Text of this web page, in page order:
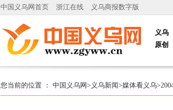
中国义乌网首页 浙江在线 义乌商报数字版
义乌
原创
您当前的位置 ： 中国义乌网 > 义乌新闻>媒体看义乌>